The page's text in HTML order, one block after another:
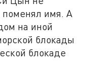
поменял имя. А
на иной
блокады
блокаде